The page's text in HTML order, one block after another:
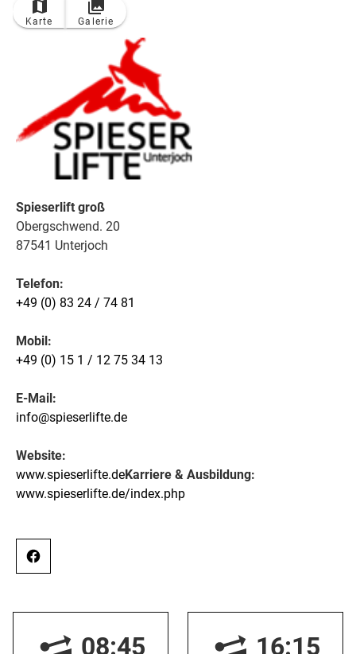
Karte Galerie
Spieserlift groß
Obergschwend. 20
87541 Unterjoch
Telefon:
+49 (0) 83 24 / 74 81
Mobil:
+49 (0) 15 1 / 12 75 34 13
E-Mail:
info@spieserlifte.de
Website:
www.spieserlifte.deKarriere & Ausbildung:
www.spieserlifte.de/index.php
08:45 16:15